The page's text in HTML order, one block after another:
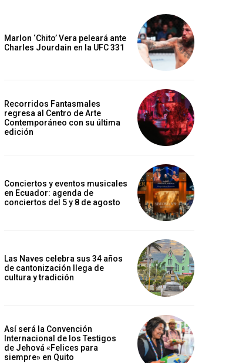
Marlon ‘Chito’ Vera peleará ante
Charles Jourdain en la UFC 331
Recorridos Fantasmales
regresa al Centro de Arte
Contemporáneo con su última
edición
Conciertos y eventos musicales
en Ecuador: agenda de
conciertos del 5 y 8 de agosto
Las Naves celebra sus 34 años
de cantonización llega de
cultura y tradición
Así será la Convención
Internacional de los Testigos
de Jehová «Felices para
siempre» en Quito